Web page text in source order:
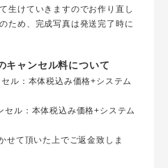
生けていきますのでお作り直し
ため、完成写真は発送完了時に
キャンセル料について
ル：本体税込み価格+システム
ル：本体税込み価格+システム
て頂いた上でご返金致しま